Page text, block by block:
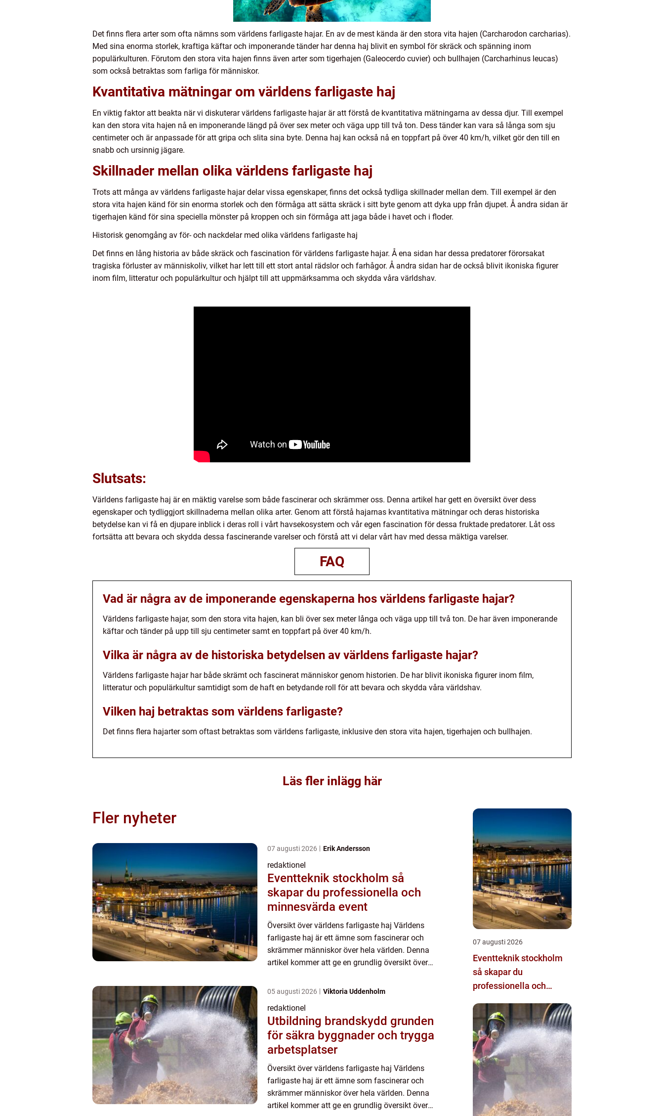
Det finns flera arter som ofta nämns som världens farligaste hajar. En av de mest kända är den stora vita hajen (Carcharodon carcharias).
Med sina enorma storlek, kraftiga käftar och imponerande tänder har denna haj blivit en symbol för skräck och spänning inom
populärkulturen. Förutom den stora vita hajen finns även arter som tigerhajen (Galeocerdo cuvier) och bullhajen (Carcharhinus leucas)
som också betraktas som farliga för människor.
Kvantitativa mätningar om världens farligaste haj
En viktig faktor att beakta när vi diskuterar världens farligaste hajar är att förstå de kvantitativa mätningarna av dessa djur. Till exempel
kan den stora vita hajen nå en imponerande längd på över sex meter och väga upp till två ton. Dess tänder kan vara så långa som sju
centimeter och är anpassade för att gripa och slita sina byte. Denna haj kan också nå en toppfart på över 40 km/h, vilket gör den till en
snabb och ursinnig jägare.
Skillnader mellan olika världens farligaste haj
Trots att många av världens farligaste hajar delar vissa egenskaper, finns det också tydliga skillnader mellan dem. Till exempel är den
stora vita hajen känd för sin enorma storlek och den förmåga att sätta skräck i sitt byte genom att dyka upp från djupet. Å andra sidan är
tigerhajen känd för sina speciella mönster på kroppen och sin förmåga att jaga både i havet och i floder.
Historisk genomgång av för- och nackdelar med olika världens farligaste haj
Det finns en lång historia av både skräck och fascination för världens farligaste hajar. Å ena sidan har dessa predatorer förorsakat
tragiska förluster av människoliv, vilket har lett till ett stort antal rädslor och farhågor. Å andra sidan har de också blivit ikoniska figurer
inom film, litteratur och populärkultur och hjälpt till att uppmärksamma och skydda våra världshav.
Slutsats:
Världens farligaste haj är en mäktig varelse som både fascinerar och skrämmer oss. Denna artikel har gett en översikt över dess
egenskaper och tydliggjort skillnaderna mellan olika arter. Genom att förstå hajarnas kvantitativa mätningar och deras historiska
betydelse kan vi få en djupare inblick i deras roll i vårt havsekosystem och vår egen fascination för dessa fruktade predatorer. Låt oss
fortsätta att bevara och skydda dessa fascinerande varelser och förstå att vi delar vårt hav med dessa mäktiga varelser.
FAQ
Vad är några av de imponerande egenskaperna hos världens farligaste hajar?
Världens farligaste hajar, som den stora vita hajen, kan bli över sex meter långa och väga upp till två ton. De har även imponerande
käftar och tänder på upp till sju centimeter samt en toppfart på över 40 km/h.
Vilka är några av de historiska betydelsen av världens farligaste hajar?
Världens farligaste hajar har både skrämt och fascinerat människor genom historien. De har blivit ikoniska figurer inom film,
litteratur och populärkultur samtidigt som de haft en betydande roll för att bevara och skydda våra världshav.
Vilken haj betraktas som världens farligaste?
Det finns flera hajarter som oftast betraktas som världens farligaste, inklusive den stora vita hajen, tigerhajen och bullhajen.
Läs fler inlägg här
Fler nyheter
07 augusti 2026 Erik Andersson
redaktionel
Eventteknik stockholm så
skapar du professionella och
minnesvärda event
Översikt över världens farligaste haj Världens
farligaste haj är ett ämne som fascinerar och
skrämmer människor över hela världen. Denna
artikel kommer att ge en grundlig översikt över
aspekter som gör den ti...
05 augusti 2026 Viktoria Uddenholm
redaktionel
Utbildning brandskydd grunden
för säkra byggnader och trygga
arbetsplatser
Översikt över världens farligaste haj Världens
farligaste haj är ett ämne som fascinerar och
skrämmer människor över hela världen. Denna
artikel kommer att ge en grundlig översikt över
07 augusti 2026
Eventteknik stockholm
så skapar du
professionella och